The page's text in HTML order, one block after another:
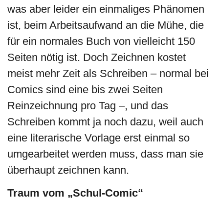
was aber leider ein einmaliges Phänomen
ist, beim Arbeitsaufwand an die Mühe, die
für ein normales Buch von vielleicht 150
Seiten nötig ist. Doch Zeichnen kostet
meist mehr Zeit als Schreiben – normal bei
Comics sind eine bis zwei Seiten
Reinzeichnung pro Tag –, und das
Schreiben kommt ja noch dazu, weil auch
eine literarische Vorlage erst einmal so
umgearbeitet werden muss, dass man sie
überhaupt zeichnen kann.
Traum vom „Schul-Comic“